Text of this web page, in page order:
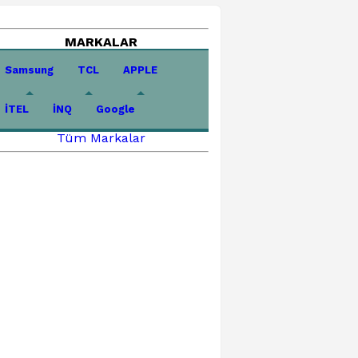
MARKALAR
Samsung TCL APPLE
İTEL İNQ Google
Tüm Markalar